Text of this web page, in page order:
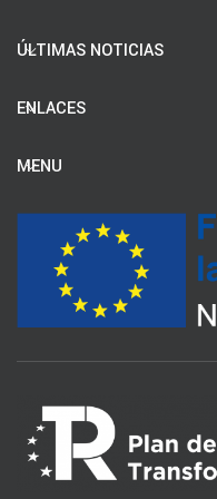
ÚLTIMAS NOTICIAS
ENLACES
MENU